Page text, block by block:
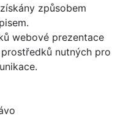
způsobem
webové prezentace
nutných pro